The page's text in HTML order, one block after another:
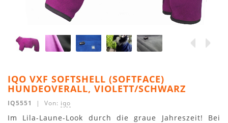
IQO VXF SOFTSHELL (SOFTFACE)
HUNDEOVERALL, VIOLETT/SCHWARZ
IQ5551 | Von: iqo
Im Lila-Laune-Look durch die graue Jahreszeit! Bei